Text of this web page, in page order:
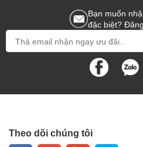
Bạn muốn
đặc biệt?
Theo dõi chúng tôi